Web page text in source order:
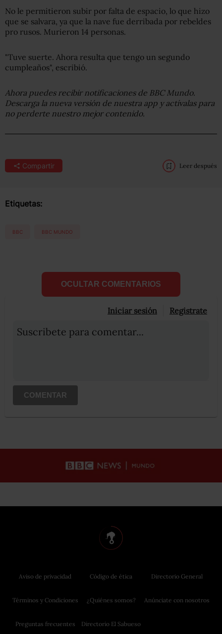
No le permitieron subir por falta de espacio, lo que hizo
que se salvara, ya que la nave fue derribada por rebeldes
pro rusos. Murieron 14 personas.
"Tuve suerte. Ahora resulta que tengo un segundo
cumpleaños", escribió.
Ahora puedes recibir notificaciones de BBC Mundo.
Descarga la nueva versión de nuestra app y actívalas para
no perderte nuestro mejor contenido.
Compartir Leer después
Etiquetas:
BBC BBC MUNDO
OCULTAR COMENTARIOS
Iniciar sesión Registrate
Suscribete para comentar...
COMENTAR
Aviso de privacidad
Términos y Condiciones
Preguntas frecuentes
Código de ética
¿Quiénes somos?
Directorio El Sabueso
Directorio General
Anúnciate con nosotros